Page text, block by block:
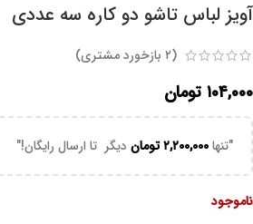
آویز لباس تاشو دو کاره سه عددی
(۲ بازخورد مشتری)
۱۰۴,۰۰۰ تومان
"تنها۲,۲۰۰,۰۰۰تومان دیگر تا ارسال رایگان!"
ناموجود